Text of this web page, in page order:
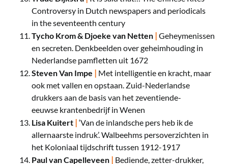
Controversy in Dutch newspapers and periodicals
in the seventeenth century
Tycho Krom & Djoeke van Netten | Geheymenissen
en secreten. Denkbeelden over geheimhouding in
Nederlandse pamfletten uit 1672
Steven Van Impe | Met intelligentie en kracht, maar
ook met vallen en opstaan. Zuid-Nederlandse
drukkers aan de basis van het zeventiende-
eeuwse krantenbedrijf in Wenen
Lisa Kuitert | ‘Van de inlandsche pers heb ik de
allernaarste indruk’. Walbeehms persoverzichten in
het Koloniaal tijdschrift tussen 1912-1917
Paul van Capelleveen | Bediende, zetter-drukker,